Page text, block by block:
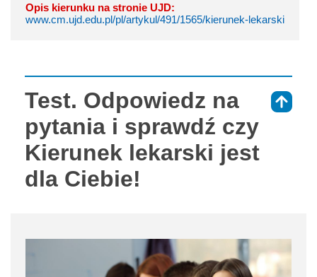
Opis kierunku na stronie UJD:
www.cm.ujd.edu.pl/pl/artykul/491/1565/kierunek-lekarski
Test. Odpowiedz na
pytania i sprawdź czy
Kierunek lekarski jest
dla Ciebie!